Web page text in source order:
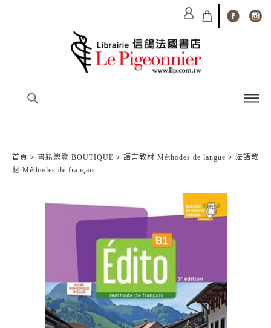
首頁 > 書籍總覽 BOUTIQUE > 語言教材 Méthodes de langue > 法語教
材 Méthodes de français